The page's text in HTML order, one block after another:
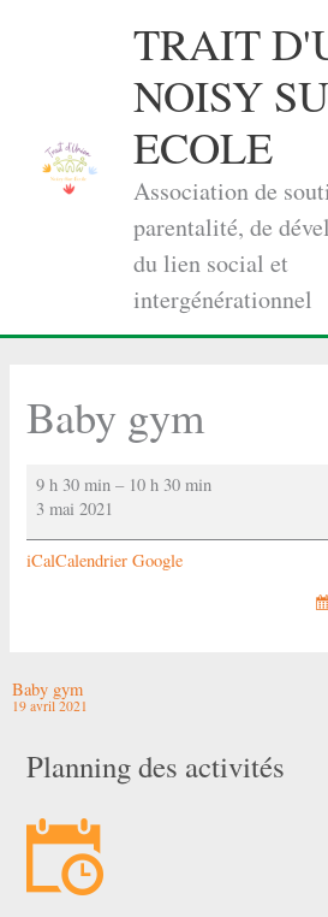
TRAIT
NOISY
ECOLE
Association de
parentalité, de
du lien social et
intergénérationnel
Baby gym
Baby
gym
9 h 30 min – 10 h 30 min
3 mai 2021
iCalCalendrier Google
Baby gym
19 avril 2021
Planning des activités